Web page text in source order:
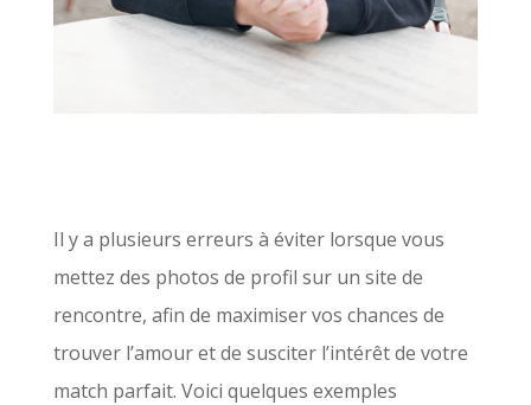
Il y a plusieurs erreurs à éviter lorsque vous
mettez des photos de profil sur un site de
rencontre, afin de maximiser vos chances de
trouver l’amour et de susciter l’intérêt de votre
match parfait. Voici quelques exemples